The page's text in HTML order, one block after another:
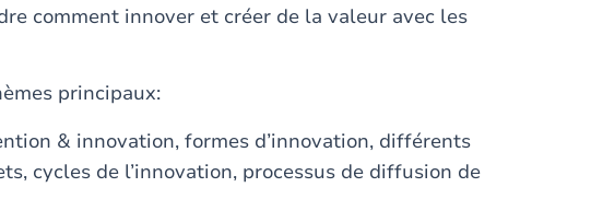
comment innover et créer de la valeur avec les
principaux:
& innovation, formes d’innovation, différents
cycles de l’innovation, processus de diffusion de